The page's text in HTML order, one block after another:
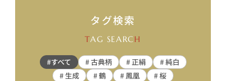
タグ検索
TAG SEARCH
#すべて # 古典柄 # 正絹
# 純白
# 生成
# 鶴 # 鳳凰
# 桜